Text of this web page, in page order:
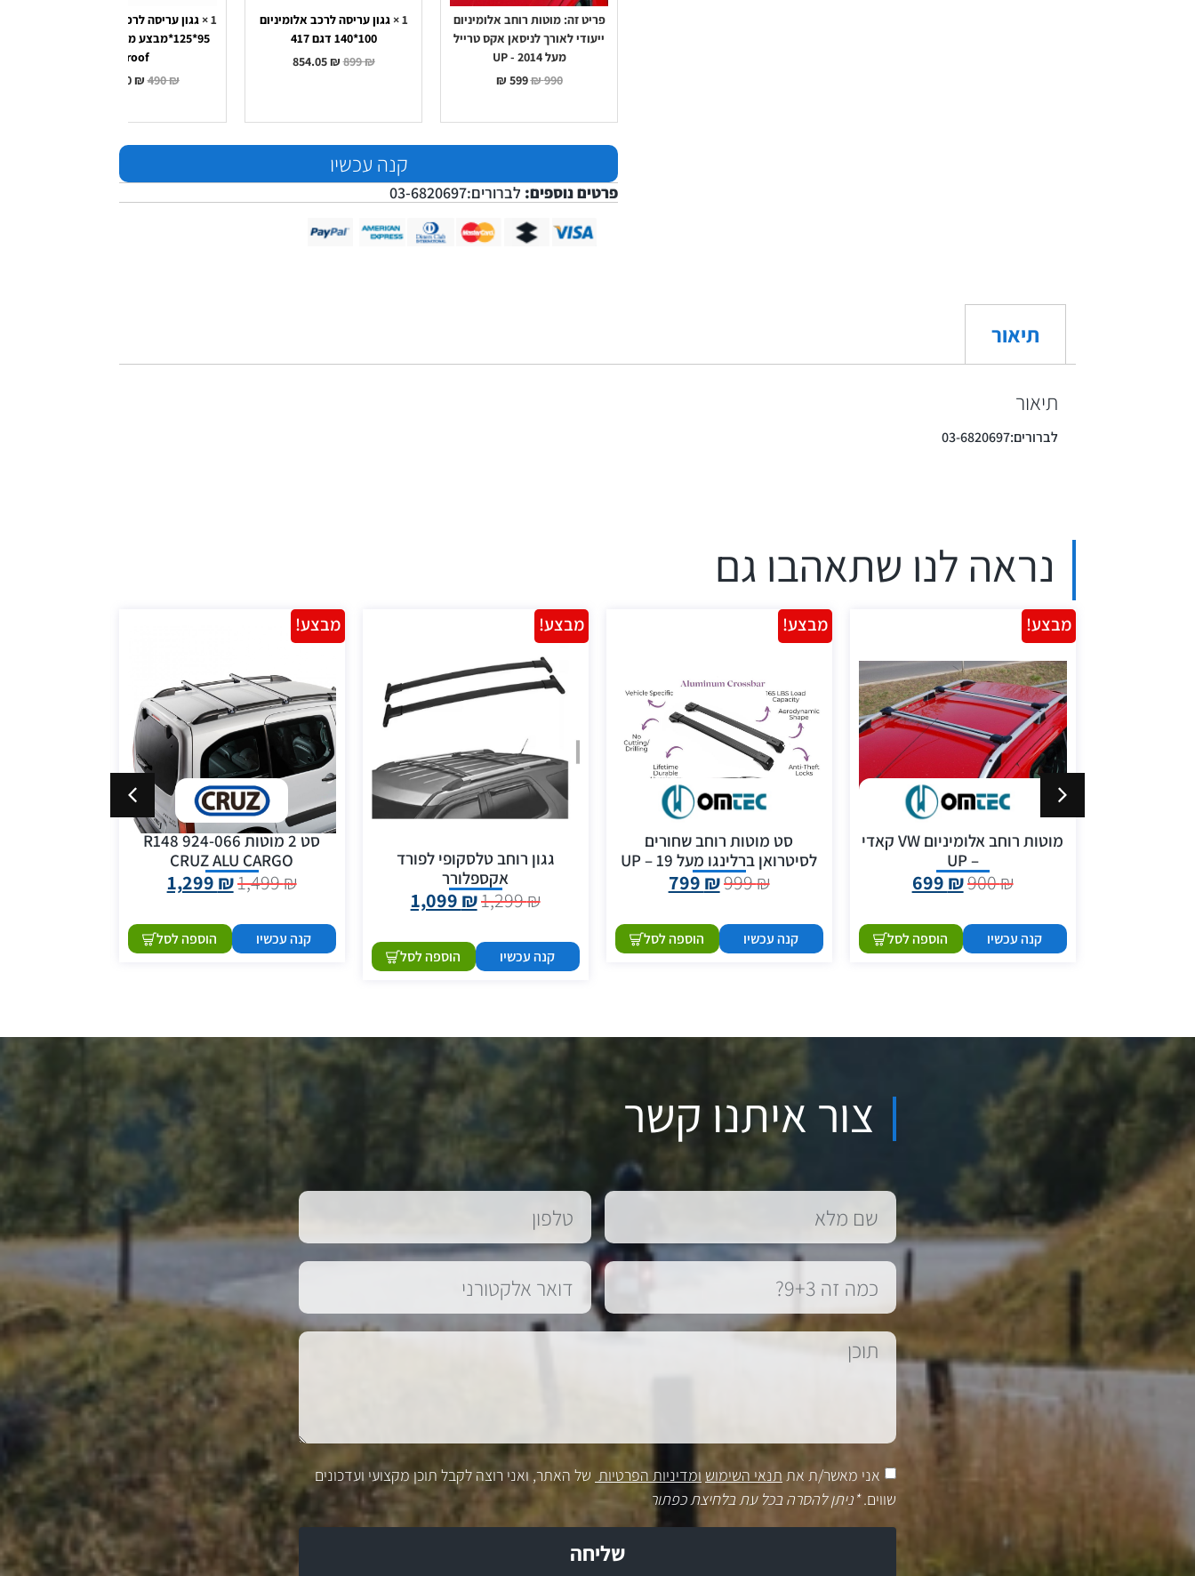
פריט זה: מוטות רוחב אלומיניום
ייעודי לאורך לניסאן אקס טרייל
מעל 2014 - UP
990
₪
599
₪
1
×גגון עריסה לרכב אלומיניום
100*140 דגם 417
899₪
854.05₪
1
×גגון עריסה לרכב דגם מונאקו
roof
490₪
465.50₪
קנה עכשיו
פרטים נוספים: לברורים:03-6820697
תיאור
תיאור
לברורים:03-6820697
נראה לנו שתאהבו גם
מוטות רוחב אלומיניום VW קאדי
– UP
900₪
699 ₪
קנה עכשיו הוספה לסל
מבצע!
סט מוטות רוחב שחורים
לסיטרואן ברלינגו מעל 19 – UP
999₪
799 ₪
קנה עכשיו הוספה לסל
מבצע!
גגון רוחב טלסקופי לפורד
אקספלורר
1,299₪
1,099 ₪
קנה עכשיו הוספה לסל
מבצע!
סט 2 מוטות 924-066 R148
CRUZ ALU CARGO
1,499₪
1,299 ₪
קנה עכשיו הוספה לסל
מבצע!
צור איתנו קשר
אני מאשר/ת את תנאי השימוש ומדיניות הפרטיות של האתר, ואני רוצה לקבל תוכן מקצועי ועדכונים
שווים.*ניתן להסרה בכל עת בלחיצת כפתור
שליחה